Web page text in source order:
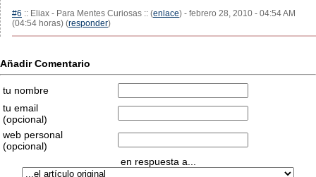
#6 :: Eliax - Para Mentes Curiosas :: (enlace) - febrero 28, 2010 - 04:54 AM
(04:54 horas) (responder)
Añadir Comentario
tu nombre
tu email
(opcional)
web personal
(opcional)
en respuesta a...